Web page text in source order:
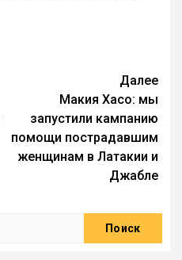
Далее
Макия Хасо: мы
запустили кампанию
помощи пострадавшим
женщинам в Латакии и
Джабле